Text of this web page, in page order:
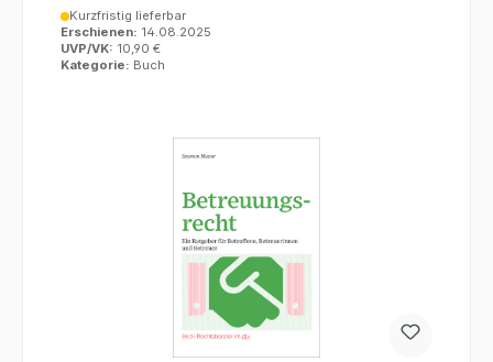
Kurzfristig lieferbar
Erschienen: 14.08.2025
UVP/VK: 10,90 €
Kategorie: Buch